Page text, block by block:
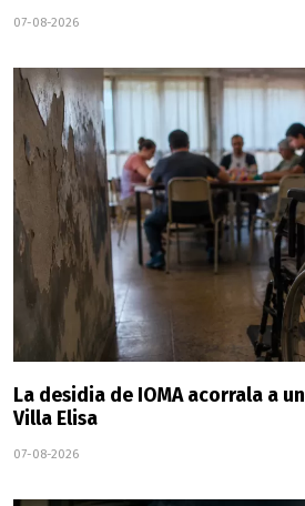
07-08-2026
La desidia de IOMA acorrala a
Villa Elisa
07-08-2026